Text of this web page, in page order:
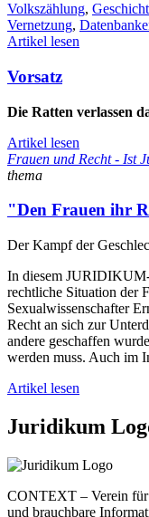
Volkszählung,
Vernetzung,
Artikel lesen
Vorsatz
Die Ratten verlassen
Artikel lesen
Frauen und Recht - Ist
thema
"Den Frauen ihr
Der Kampf der
In diesem
rechtliche Situation der
Sexualwissenschafter
Recht an sich zur
andere geschaffen
werden muss. Auch im
Artikel lesen
Juridikum
CONTEXT – Verein für
und brauchbare